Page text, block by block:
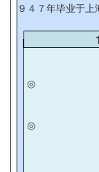
９４７年毕业于
◎
◎